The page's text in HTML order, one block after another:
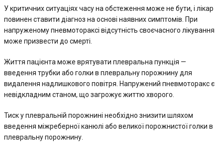
У критичних ситуаціях часу на обстеження може не бути, і лікар
повинен ставити діагноз на основі наявних симптомів. При
напруженому пневмотораксі відсутність своєчасного лікування
може призвести до смерті.
Життя пацієнта може врятувати плевральна пункція —
введення трубки або голки в плевральну порожнину для
видалення надлишкового повітря. Напружений пневмоторакс є
невідкладним станом, що загрожує життю хворого.
Тиск у плевральній порожнині необхідно знизити шляхом
введення міжреберної канюлі або великої порожнистої голки в
плевральну порожнину.